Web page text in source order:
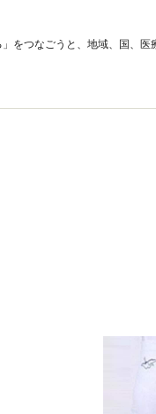
をつなごうと、地域、国、医